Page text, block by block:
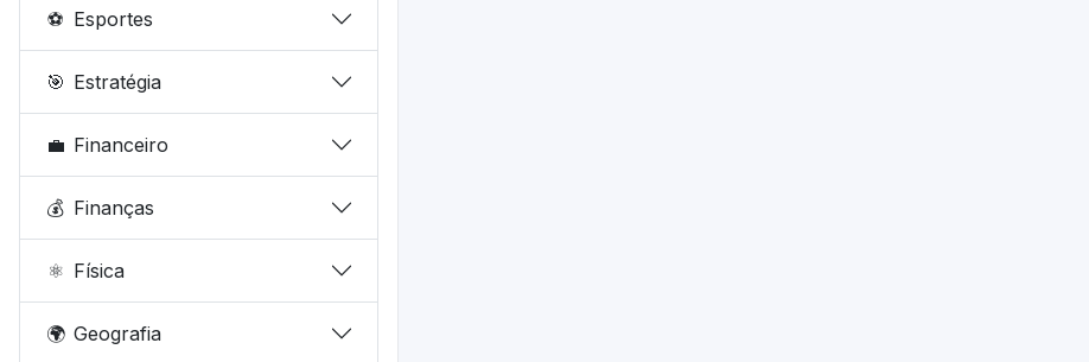
⚽ Esportes
🎯 Estratégia
💼 Financeiro
💰 Finanças
⚛️ Física
🌍 Geografia